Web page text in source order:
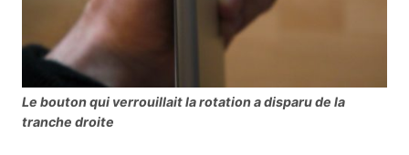
Le bouton qui verrouillait la rotation a disparu de la
tranche droite